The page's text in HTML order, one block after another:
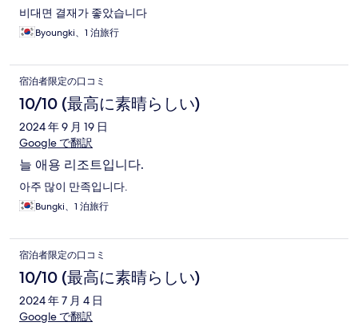
비대면 결재가 좋았습니다
Byoungki、1 泊旅行
宿泊者限定の口コミ
10/10 (最高に素晴らしい)
2024 年 9 月 19 日
Google で翻訳
늘 애용 리조트입니다.
아주 많이 만족입니다.
Bungki、1 泊旅行
宿泊者限定の口コミ
10/10 (最高に素晴らしい)
2024 年 7 月 4 日
Google で翻訳